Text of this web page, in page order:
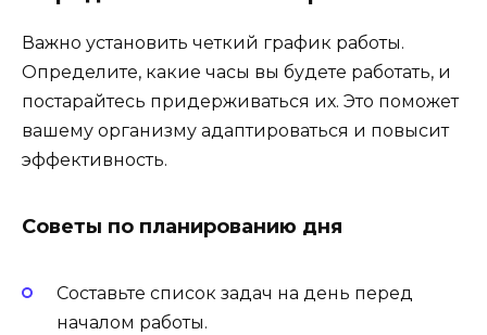
Важно установить четкий график работы.
Определите, какие часы вы будете работать, и
постарайтесь придерживаться их. Это поможет
вашему организму адаптироваться и повысит
эффективность.
Советы по планированию дня
Составьте список задач на день перед
началом работы.